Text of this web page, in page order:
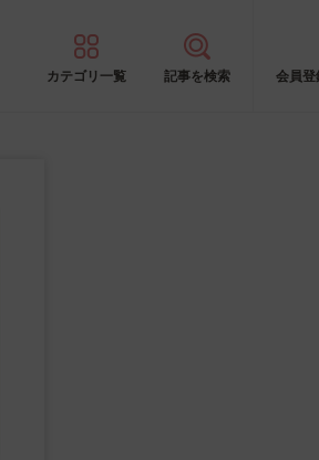
カテゴリ一覧 記事を検索 会員登